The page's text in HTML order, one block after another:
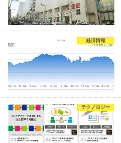
経済情報
テクノロジー